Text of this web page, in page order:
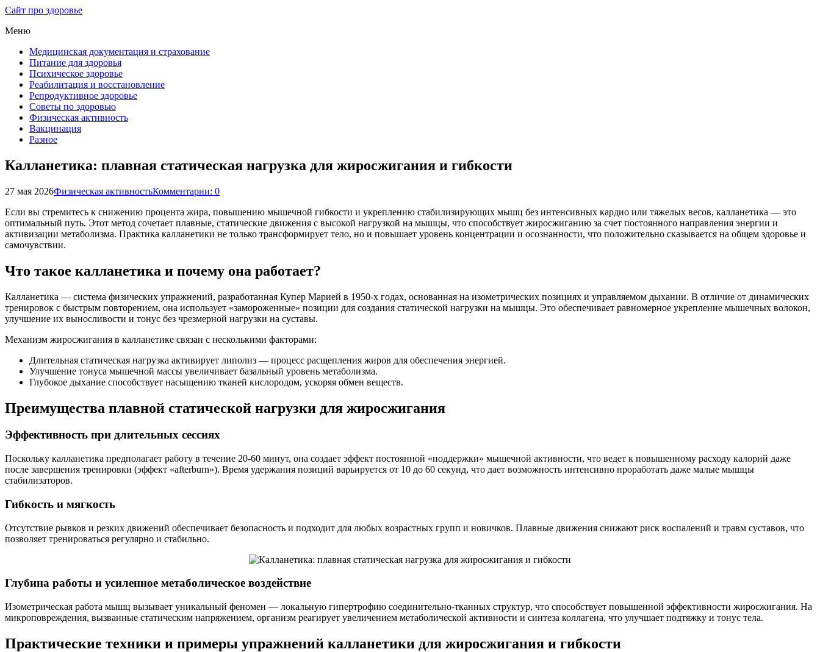
Сайт про здоровье
Меню
Медицинская документация и страхование
Питание для здоровья
Психическое здоровье
Реабилитация и восстановление
Репродуктивное здоровье
Советы по здоровью
Физическая активность
Вакцинация
Разное
Калланетика: плавная статическая нагрузка для жиросжигания и гибкости
27 мая 2026Физическая активностьКомментарии: 0
Если вы стремитесь к снижению процента жира, повышению мышечной гибкости и укреплению стабилизирующих мышц без интенсивных кардио или тяжелых весов, калланетика — это
оптимальный путь. Этот метод сочетает плавные, статические движения с высокой нагрузкой на мышцы, что способствует жиросжиганию за счет постоянного направления энергии и
активизации метаболизма. Практика калланетики не только трансформирует тело, но и повышает уровень концентрации и осознанности, что положительно сказывается на общем здоровье и
самочувствии.
Что такое калланетика и почему она работает?
Калланетика — система физических упражнений, разработанная Купер Марией в 1950-х годах, основанная на изометрических позициях и управляемом дыхании. В отличие от динамических
тренировок с быстрым повторением, она использует «замороженные» позиции для создания статической нагрузки на мышцы. Это обеспечивает равномерное укрепление мышечных волокон,
улучшение их выносливости и тонус без чрезмерной нагрузки на суставы.
Механизм жиросжигания в калланетике связан с несколькими факторами:
Длительная статическая нагрузка активирует липолиз — процесс расщепления жиров для обеспечения энергией.
Улучшение тонуса мышечной массы увеличивает базальный уровень метаболизма.
Глубокое дыхание способствует насыщению тканей кислородом, ускоряя обмен веществ.
Преимущества плавной статической нагрузки для жиросжигания
Эффективность при длительных сессиях
Поскольку калланетика предполагает работу в течение 20-60 минут, она создает эффект постоянной «поддержки» мышечной активности, что ведет к повышенному расходу калорий даже
после завершения тренировки (эффект «afterburn»). Время удержания позиций варьируется от 10 до 60 секунд, что дает возможность интенсивно проработать даже малые мышцы
стабилизаторов.
Гибкость и мягкость
Отсутствие рывков и резких движений обеспечивает безопасность и подходит для любых возрастных групп и новичков. Плавные движения снижают риск воспалений и травм суставов, что
позволяет тренироваться регулярно и стабильно.
Глубина работы и усиленное метаболическое воздействие
Изометрическая работа мышц вызывает уникальный феномен — локальную гипертрофию соединительно-тканных структур, что способствует повышенной эффективности жиросжигания. На
микроповреждения, вызванные статическим напряжением, организм реагирует увеличением метаболической активности и синтеза коллагена, что улучшает подтяжку и тонус тела.
Практические техники и примеры упражнений калланетики для жиросжигания и гибкости